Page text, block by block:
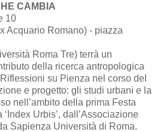
CAMBIA
10
Acquario Romano) - piazza
Roma Tre) terrà un
della ricerca antropologica
su Pienza nel corso del
e progetto: gli studi urbani e la
nell’ambito della prima Festa
Urbis’, dall’Associazione
Sapienza Università di Roma.